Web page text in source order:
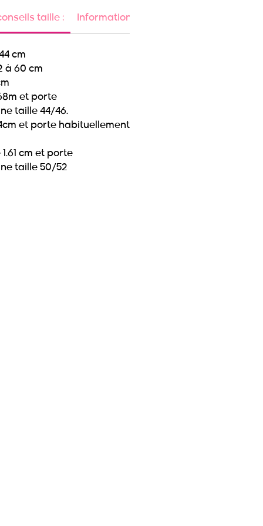
taille : Information articles soldés ou en
cm
à 60 cm
et porte
taille 44/46.
et porte habituellement
cm et porte
taille 50/52